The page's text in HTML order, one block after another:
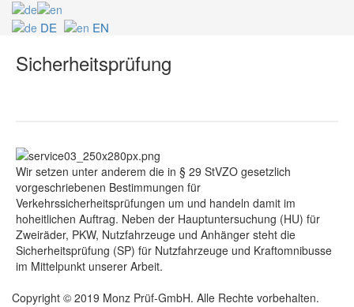
DE EN
Sicherheitsprüfung
Wir setzen unter anderem die in § 29 StVZO gesetzlich
vorgeschriebenen Bestimmungen für
Verkehrssicherheitsprüfungen um und handeln damit im
hoheitlichen Auftrag. Neben der Hauptuntersuchung (HU) für
Zweiräder, PKW, Nutzfahrzeuge und Anhänger steht die
Sicherheitsprüfung (SP) für Nutzfahrzeuge und Kraftomnibusse
im Mittelpunkt unserer Arbeit.
Copyright © 2019 Monz Prüf-GmbH. Alle Rechte vorbehalten.